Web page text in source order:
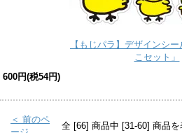
【もじパラ】デザインシ
こセット」
600円(税54円)
＜ 前のペ
全 [66] 商品中 [31-60] 商品を